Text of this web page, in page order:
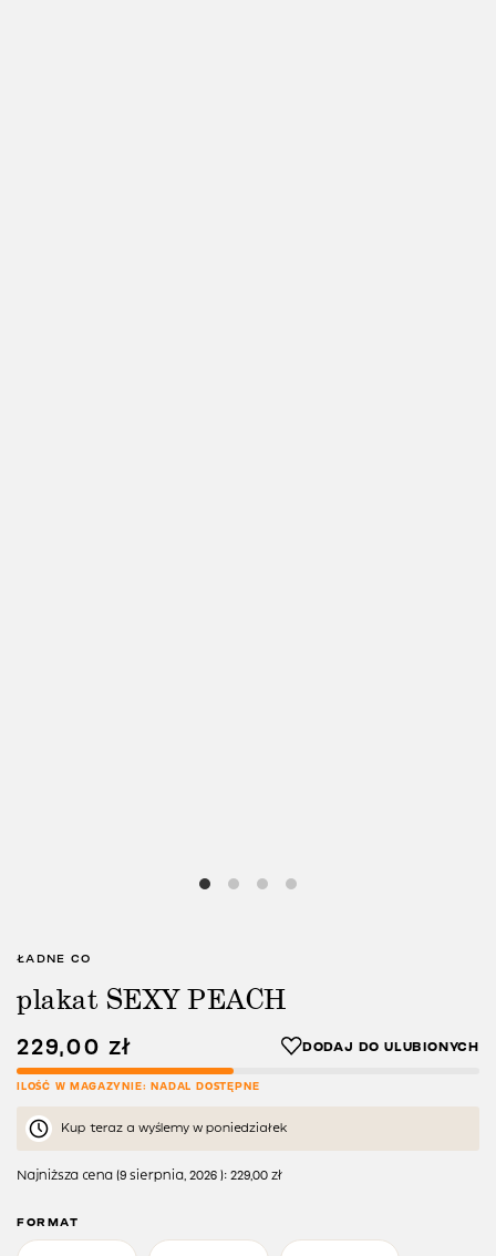
ŁADNE CO
plakat SEXY PEACH
229,00 zł
ILOŚĆ W MAGAZYNIE: NADAL DOSTĘPNE
Kup teraz a wyślemy w poniedziałek
Najniższa cena (9 sierpnia, 2026 ): 229,00 zł
FORMAT